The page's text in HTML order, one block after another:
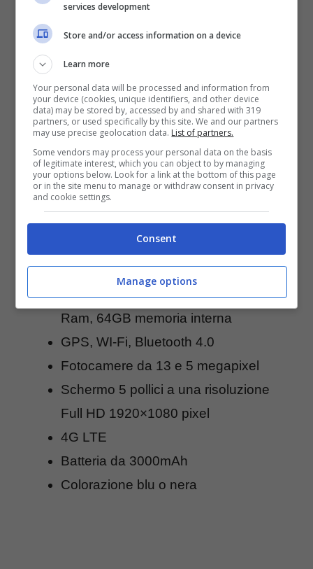
della scheda con l’elenco di facile lettura:
Sistema operativo Android
SoC MediaTek Helio X25 con 4GB
Ram, 64GB memoria interna
GPS, WI-Fi, Bluetooth 4.0
Fotocamere da 13 e 5 megapixel
Schermo 5 pollici a una risoluzione
Full HD 1920×1080 pixel
4G LTE
Batteria da 3000mAh
Colorazione blu o nera
services development
Store and/or access information on a device
Learn more
Your personal data will be processed and information from
your device (cookies, unique identifiers, and other device
data) may be stored by, accessed by and shared with 319
partners, or used specifically by this site. We and our partners
may use precise geolocation data. List of partners.
Some vendors may process your personal data on the basis
of legitimate interest, which you can object to by managing
your options below. Look for a link at the bottom of this page
or in the site menu to manage or withdraw consent in privacy
and cookie settings.
Consent
Manage options